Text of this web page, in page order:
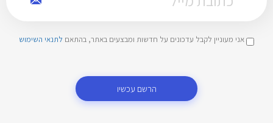
אני מעוניין לקבל עדכונים על חדשות ומבצעים באתר, בהתאם לתנאי השימוש
הרשם עכשיו